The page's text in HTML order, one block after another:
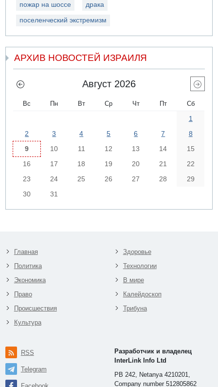
пожар на шоссе драка
поселенческий экстремизм
АРХИВ НОВОСТЕЙ ИЗРАИЛЯ
Август 2026
Вс Пн Вт Ср Чт Пт Сб
1
2
3 4 5 6 7
8
9
10 11 12 13 14
15
16
17 18 19 20 21
22
23
24 25 26 27 28
29
30
31
Главная
Политика
Экономика
Право
Происшествия
Культура
Здоровье
Технологии
В мире
Калейдоскоп
Трибуна
RSS
Telegram
Разработчик и владелец
InterLink Info Ltd
PB 242, Netanya 4210201,
Company number 512805862